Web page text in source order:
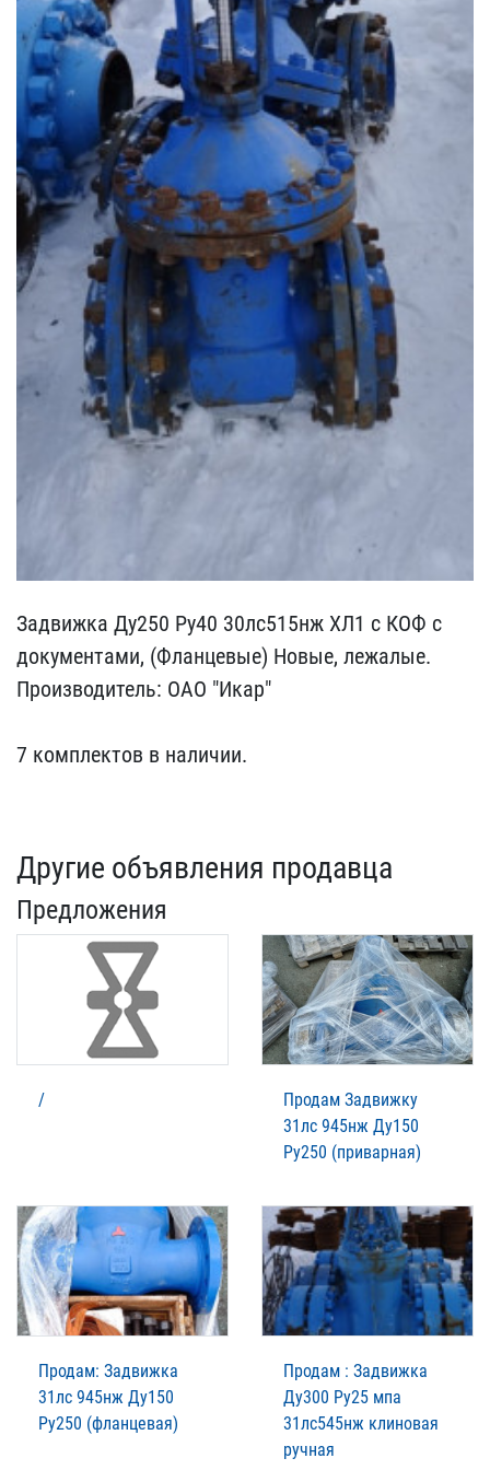
Задвижка Ду250 Ру40 30лс​515нж ХЛ1 с КОФ с
докуме​нтами, (Фланцевые) Новые​, лежалые.
Производитель​: ОАО "Икар"
7 комплект​ов в наличии.
Другие объявления продавца
Предложения
/
Продам Задвижку
31лс 945нж Ду150
Ру250 (приварная)
Продам: Задвижка
31лс 945нж Ду150
Ру250 (фланцевая)
Продам : Задвижка
Ду300 Ру25 мпа
31лс545нж клиновая
ручная